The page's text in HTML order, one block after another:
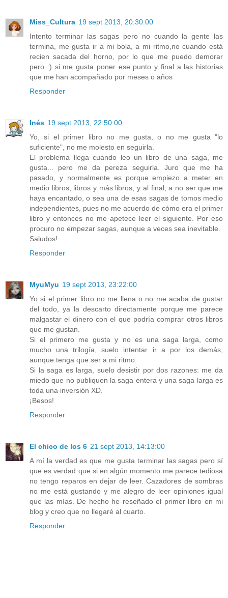
Miss_Cultura 19 sept 2013, 20:30:00
Intento terminar las sagas pero no cuando la gente las
termina, me gusta ir a mi bola, a mi ritmo,no cuando está
recien sacada del horno, por lo que me puedo demorar
pero :) si me gusta poner ese punto y final a las historias
que me han acompañado por meses o años
Responder
Inés 19 sept 2013, 22:50:00
Yo, si el primer libro no me gusta, o no me gusta "lo
suficiente", no me molesto en seguirla.
El problema llega cuando leo un libro de una saga, me
gusta... pero me da pereza seguirla. Juro que me ha
pasado, y normalmente es porque empiezo a meter en
medio libros, libros y más libros, y al final, a no ser que me
haya encantado, o sea una de esas sagas de tomos medio
independientes, pues no me acuerdo de cómo era el primer
libro y entonces no me apetece leer el siguiente. Por eso
procuro no empezar sagas, aunque a veces sea inevitable.
Saludos!
Responder
MyuMyu 19 sept 2013, 23:22:00
Yo si el primer libro no me llena o no me acaba de gustar
del todo, ya la descarto directamente porque me parece
malgastar el dinero con el que podría comprar otros libros
que me gustan.
Si el primero me gusta y no es una saga larga, como
mucho una trilogía, suelo intentar ir a por los demás,
aunque tenga que ser a mi ritmo.
Si la saga es larga, suelo desistir por dos razones: me da
miedo que no publiquen la saga entera y una saga larga es
toda una inversión XD.
¡Besos!
Responder
El chico de los 6 21 sept 2013, 14:13:00
A mí la verdad es que me gusta terminar las sagas pero sí
que es verdad que si en algún momento me parece tediosa
no tengo reparos en dejar de leer. Cazadores de sombras
no me está gustando y me alegro de leer opiniones igual
que las mías. De hecho he reseñado el primer libro en mi
blog y creo que no llegaré al cuarto.
Responder